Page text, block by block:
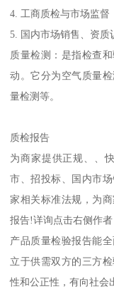
4. 工商质检与市场监督
5. 国内市场销售、资质
质量检测：是指检查
动。它分为空气质量
量检测等。
质检报告
为商家提供正规、、
市、招投标、国内市
家相关标准法规，为
报告!详询点击右侧作者
产品质量检验报告能
立于供需双方的三方
性和公正性，有向社会